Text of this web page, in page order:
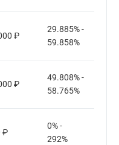
₽
29.885% -
59.858%
₽
49.808% -
58.765%
₽
0% -
292%